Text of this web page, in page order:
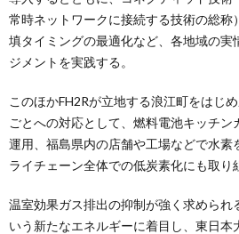
常時ネットワークに接続する技術の総称
填タイミングの最適化など、各地域の実
ジメントを実践する。
このほかFH2Rが立地する浪江町をはじ
ごとへの対応として、燃料電池キッチ
運用、福島県内の店舗や工場などで水素
ライチェーン全体での低炭素化にも取り
温室効果ガス排出の抑制が強く求められ
いう新たなエネルギーに着目し、東日本